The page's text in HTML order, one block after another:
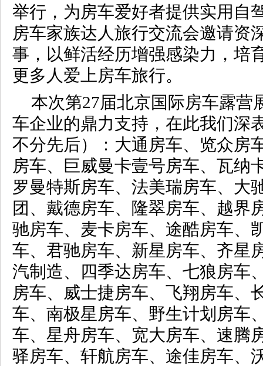
举行，为房车爱好者提供实用自
房车家族达人旅行交流会邀请资
事，以鲜活经历增强感染力，培
更多人爱上房车旅行。
本次第27届北京国际房车露营
车企业的鼎力支持，在此我们深
不分先后）：大通房车、览众房
房车、巨威曼卡壹号房车、瓦纳
罗曼特斯房车、法美瑞房车、大
团、戴德房车、隆翠房车、越界
驰房车、麦卡房车、途酷房车、
车、君驰房车、新星房车、齐星
汽制造、四季达房车、七狼房车
房车、威士捷房车、飞翔房车、
车、南极星房车、野生计划房
车、星舟房车、宽大房车、速腾
驿房车、轩航房车、途佳房车、